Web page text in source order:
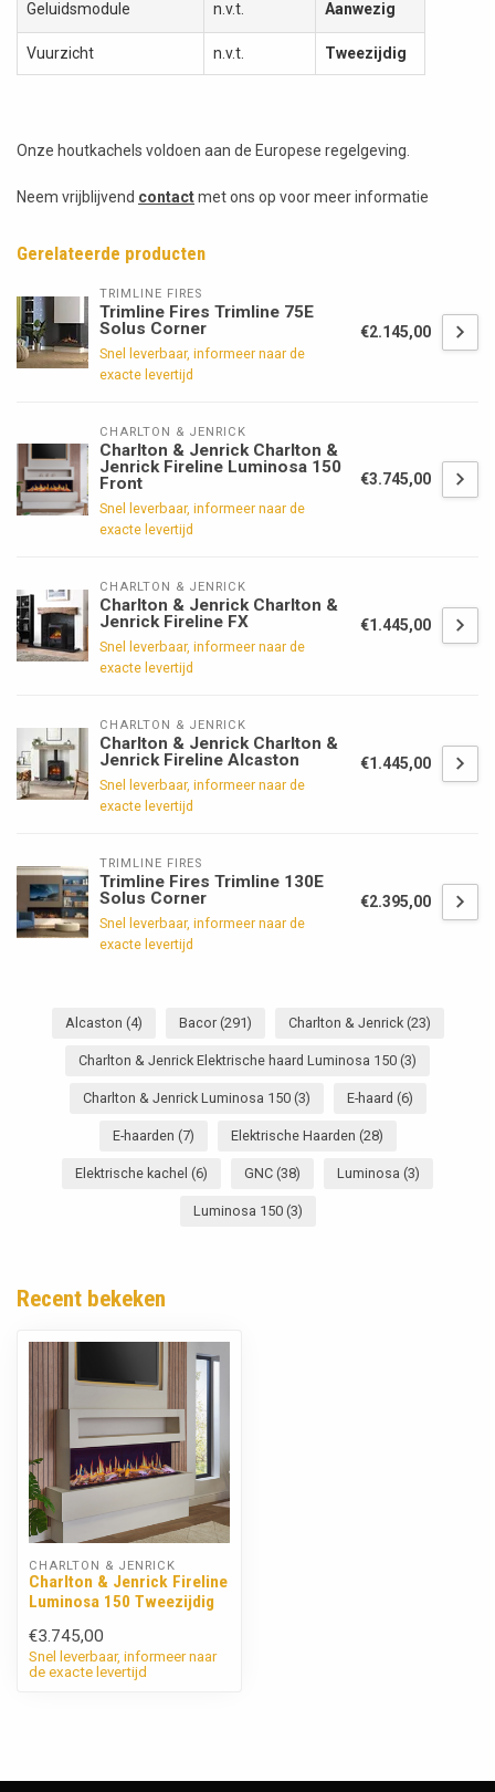
Geluidsmodule n.v.t. Aanwezig
Vuurzicht n.v.t. Tweezijdig
Onze houtkachels voldoen aan de Europese regelgeving.
Neem vrijblijvend contactmet ons op voor meer informatie
Gerelateerde producten
TRIMLINE FIRES
Trimline Fires Trimline 75E
Solus Corner
Snel leverbaar, informeer naar de
exacte levertijd
€2.145,00
CHARLTON & JENRICK
Charlton & Jenrick Charlton &
Jenrick Fireline Luminosa 150
Front
Snel leverbaar, informeer naar de
exacte levertijd
€3.745,00
CHARLTON & JENRICK
Charlton & Jenrick Charlton &
Jenrick Fireline FX
Snel leverbaar, informeer naar de
exacte levertijd
€1.445,00
CHARLTON & JENRICK
Charlton & Jenrick Charlton &
Jenrick Fireline Alcaston
Snel leverbaar, informeer naar de
exacte levertijd
€1.445,00
TRIMLINE FIRES
Trimline Fires Trimline 130E
Solus Corner
Snel leverbaar, informeer naar de
exacte levertijd
€2.395,00
Alcaston (4) Bacor (291) Charlton & Jenrick (23)
Charlton & Jenrick Elektrische haard Luminosa 150 (3)
Charlton & Jenrick Luminosa 150 (3) E-haard (6)
E-haarden (7) Elektrische Haarden (28)
Elektrische kachel (6) GNC (38) Luminosa (3)
Luminosa 150 (3)
Recent bekeken
CHARLTON & JENRICK
Charlton & Jenrick Fireline
Luminosa 150 Tweezijdig
€3.745,00
Snel leverbaar, informeer naar
de exacte levertijd